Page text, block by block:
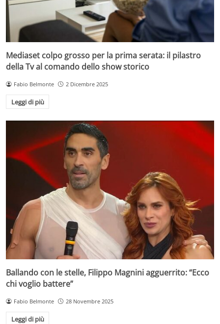
Mediaset colpo grosso per la prima serata: il pilastro
della Tv al comando dello show storico
Fabio Belmonte 2 Dicembre 2025
Leggi di più
Ballando con le stelle, Filippo Magnini agguerrito: “Ecco
chi voglio battere”
Fabio Belmonte 28 Novembre 2025
Leggi di più